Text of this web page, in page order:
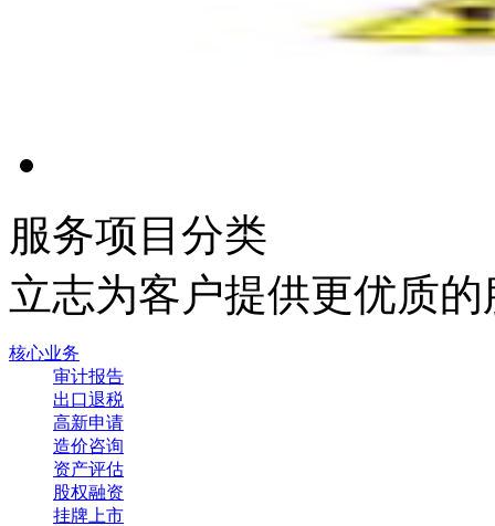
服务项目分类
立志为客户提供更优质的
核心业务
审计报告
出口退税
高新申请
造价咨询
资产评估
股权融资
挂牌上市